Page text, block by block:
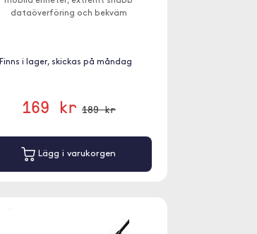
dataöverföring och bekväm
Finns i lager, skickas på måndag
169 kr 189 kr
Lägg i varukorgen